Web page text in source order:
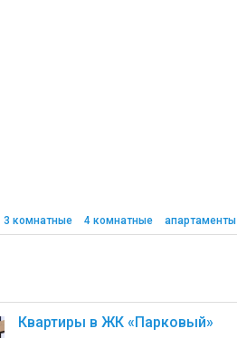
3 комнатные 4 комнатные апартаменты
Квартиры в ЖК «Парковый»